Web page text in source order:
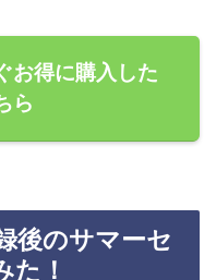
お得に購入した
ら
後のサマーセ
た！